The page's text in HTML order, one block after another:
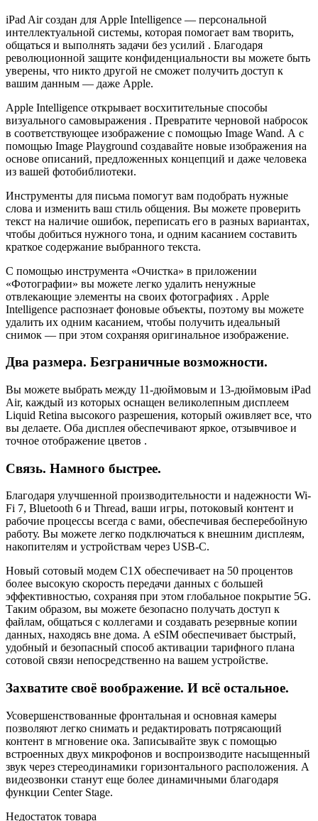
iPad Air создан для Apple Intelligence — персональной
интеллектуальной системы, которая помогает вам творить,
общаться и выполнять задачи без усилий . Благодаря
революционной защите конфиденциальности вы можете быть
уверены, что никто другой не сможет получить доступ к
вашим данным — даже Apple.
Apple Intelligence открывает восхитительные способы
визуального самовыражения . Превратите черновой набросок
в соответствующее изображение с помощью Image Wand. А с
помощью Image Playground создавайте новые изображения на
основе описаний, предложенных концепций и даже человека
из вашей фотобиблиотеки.
Инструменты для письма помогут вам подобрать нужные
слова и изменить ваш стиль общения. Вы можете проверить
текст на наличие ошибок, переписать его в разных вариантах,
чтобы добиться нужного тона, и одним касанием составить
краткое содержание выбранного текста.
С помощью инструмента «Очистка» в приложении
«Фотографии» вы можете легко удалить ненужные
отвлекающие элементы на своих фотографиях . Apple
Intelligence распознает фоновые объекты, поэтому вы можете
удалить их одним касанием, чтобы получить идеальный
снимок — при этом сохраняя оригинальное изображение.
Два размера. Безграничные возможности.
Вы можете выбрать между 11-дюймовым и 13-дюймовым iPad
Air, каждый из которых оснащен великолепным дисплеем
Liquid Retina высокого разрешения, который оживляет все, что
вы делаете. Оба дисплея обеспечивают яркое, отзывчивое и
точное отображение цветов .
Связь. Намного быстрее.
Благодаря улучшенной производительности и надежности Wi-
Fi 7, Bluetooth 6 и Thread, ваши игры, потоковый контент и
рабочие процессы всегда с вами, обеспечивая бесперебойную
работу. Вы можете легко подключаться к внешним дисплеям,
накопителям и устройствам через USB-C.
Новый сотовый модем C1X обеспечивает на 50 процентов
более высокую скорость передачи данных с большей
эффективностью, сохраняя при этом глобальное покрытие 5G.
Таким образом, вы можете безопасно получать доступ к
файлам, общаться с коллегами и создавать резервные копии
данных, находясь вне дома. А eSIM обеспечивает быстрый,
удобный и безопасный способ активации тарифного плана
сотовой связи непосредственно на вашем устройстве.
Захватите своё воображение. И всё остальное.
Усовершенствованные фронтальная и основная камеры
позволяют легко снимать и редактировать потрясающий
контент в мгновение ока. Записывайте звук с помощью
встроенных двух микрофонов и воспроизводите насыщенный
звук через стереодинамики горизонтального расположения. А
видеозвонки станут еще более динамичными благодаря
функции Center Stage.
Недостаток товара